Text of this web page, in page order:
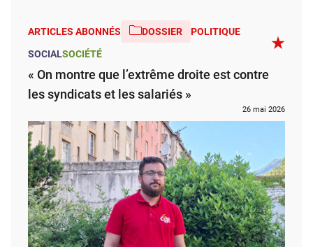
ARTICLES ABONNÉS DOSSIER
POLITIQUE
SOCIALSOCIÉTÉ
« On montre que l’extrême droite est contre
les syndicats et les salariés »
26 mai 2026